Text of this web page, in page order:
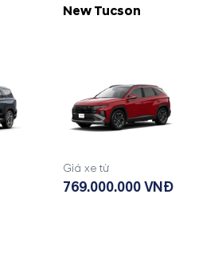
New Tucson
Giá xe từ
769.000.000 VNĐ